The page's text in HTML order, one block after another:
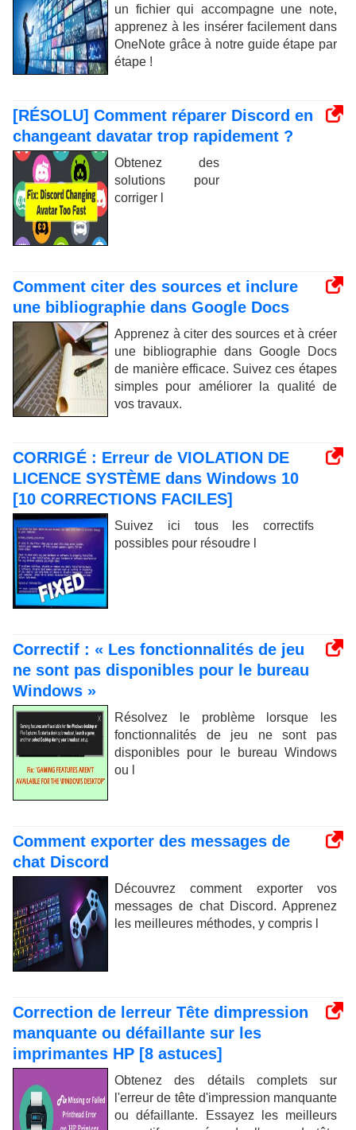
un fichier qui accompagne une note,
apprenez à les insérer facilement dans
OneNote grâce à notre guide étape par
étape !
[RÉSOLU] Comment réparer Discord en
changeant davatar trop rapidement ?
Obtenez des
solutions pour
corriger l
Comment citer des sources et inclure
une bibliographie dans Google Docs
Apprenez à citer des sources et à créer
une bibliographie dans Google Docs
de manière efficace. Suivez ces étapes
simples pour améliorer la qualité de
vos travaux.
CORRIGÉ : Erreur de VIOLATION DE
LICENCE SYSTÈME dans Windows 10
[10 CORRECTIONS FACILES]
Suivez ici tous les correctifs
possibles pour résoudre l
Correctif : « Les fonctionnalités de jeu
ne sont pas disponibles pour le bureau
Windows »
Résolvez le problème lorsque les
fonctionnalités de jeu ne sont pas
disponibles pour le bureau Windows
ou l
Comment exporter des messages de
chat Discord
Découvrez comment exporter vos
messages de chat Discord. Apprenez
les meilleures méthodes, y compris l
Correction de lerreur Tête dimpression
manquante ou défaillante sur les
imprimantes HP [8 astuces]
Obtenez des détails complets sur
l'erreur de tête d'impression manquante
ou défaillante. Essayez les meilleurs